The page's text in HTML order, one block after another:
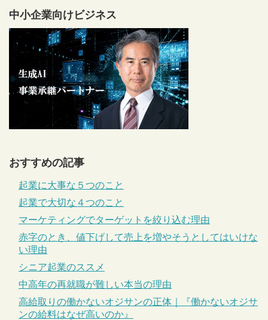
中小企業向けビジネス
おすすめの記事
起業に大事な５つのこと
起業で大切な４つのこと
マーケティングでターゲットを絞り込む理由
赤字のとき、値下げして売上を増やそうとしてはいけな
い理由
シニア起業のススメ
中高年の再就職が難しい本当の理由
高給取りの働かないオジサンの正体｜『働かないオジサ
ンの給料はなぜ高いのか』